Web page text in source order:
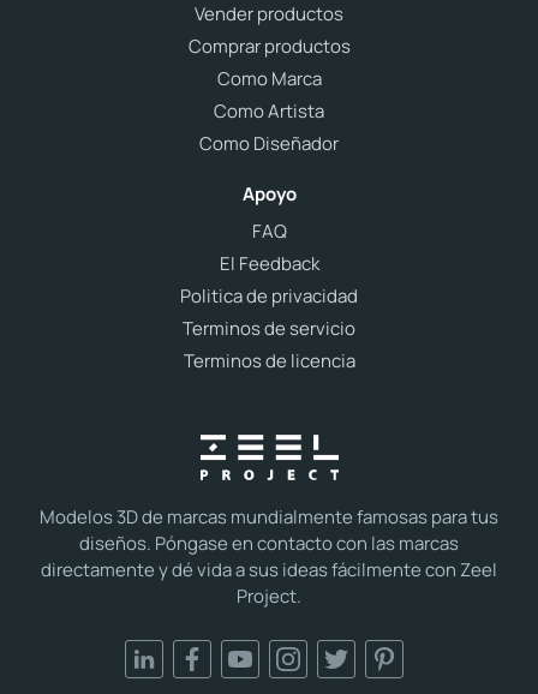
Modelos 3D de marcas mundialmente famosas para tus
diseños. Póngase en contacto con las marcas
directamente y dé vida a sus ideas fácilmente con Zeel
Project.
Vender productos
Comprar productos
Como Marca
Como Artista
Como Diseñador
Apoyo
FAQ
El Feedback
Politica de privacidad
Terminos de servicio
Terminos de licencia